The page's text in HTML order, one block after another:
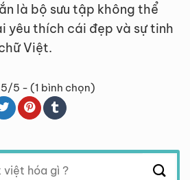
là bộ sưu tập không thể
yêu thích cái đẹp và sự tinh
Việt.
5/5 - (1 bình chọn)